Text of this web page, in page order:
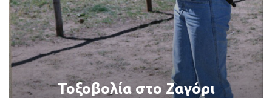
Τοξοβολία στο Ζαγόρι